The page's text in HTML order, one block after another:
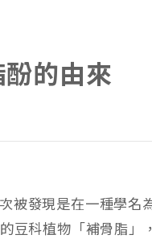
的由來
被發現是在一種學名
豆科植物「補骨脂」